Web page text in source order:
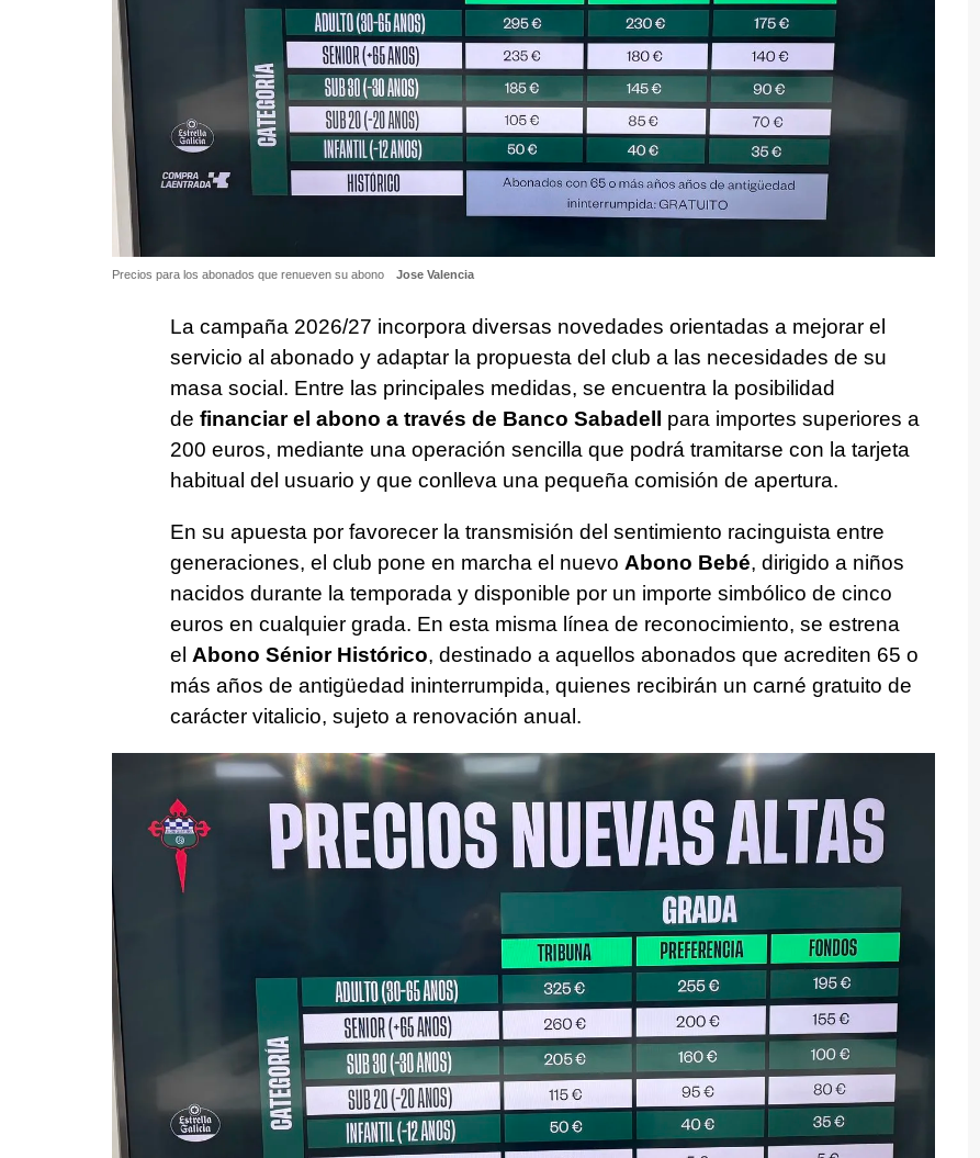
Precios para los abonados que renueven su abono Jose Valencia
La campaña 2026/27 incorpora diversas novedades orientadas a mejorar el
servicio al abonado y adaptar la propuesta del club a las necesidades de su
masa social. Entre las principales medidas, se encuentra la posibilidad
de financiar el abono a través de Banco Sabadell para importes superiores a
200 euros, mediante una operación sencilla que podrá tramitarse con la tarjeta
habitual del usuario y que conlleva una pequeña comisión de apertura.
En su apuesta por favorecer la transmisión del sentimiento racinguista entre
generaciones, el club pone en marcha el nuevo Abono Bebé, dirigido a niños
nacidos durante la temporada y disponible por un importe simbólico de cinco
euros en cualquier grada. En esta misma línea de reconocimiento, se estrena
el Abono Sénior Histórico, destinado a aquellos abonados que acrediten 65 o
más años de antigüedad ininterrumpida, quienes recibirán un carné gratuito de
carácter vitalicio, sujeto a renovación anual.